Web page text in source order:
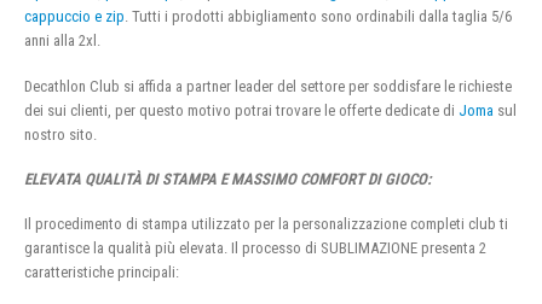
cappuccio e zip. Tutti i prodotti abbigliamento sono ordinabili dalla taglia 5/6
anni alla 2xl.
Decathlon Club si affida a partner leader del settore per soddisfare le richieste
dei sui clienti, per questo motivo potrai trovare le offerte dedicate di Joma sul
nostro sito.
ELEVATA QUALITÀ DI STAMPA E MASSIMO COMFORT DI GIOCO:
Il procedimento di stampa utilizzato per la personalizzazione completi club ti
garantisce la qualità più elevata. Il processo di SUBLIMAZIONE presenta 2
caratteristiche principali: